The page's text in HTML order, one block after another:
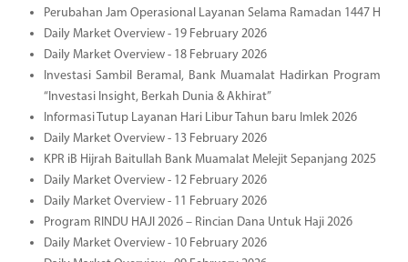
Perubahan Jam Operasional Layanan Selama Ramadan 1447 H
Daily Market Overview - 19 February 2026
Daily Market Overview - 18 February 2026
Investasi Sambil Beramal, Bank Muamalat Hadirkan Program
“Investasi Insight, Berkah Dunia & Akhirat”
Informasi Tutup Layanan Hari Libur Tahun baru Imlek 2026
Daily Market Overview - 13 February 2026
KPR iB Hijrah Baitullah Bank Muamalat Melejit Sepanjang 2025
Daily Market Overview - 12 February 2026
Daily Market Overview - 11 February 2026
Program RINDU HAJI 2026 – Rincian Dana Untuk Haji 2026
Daily Market Overview - 10 February 2026